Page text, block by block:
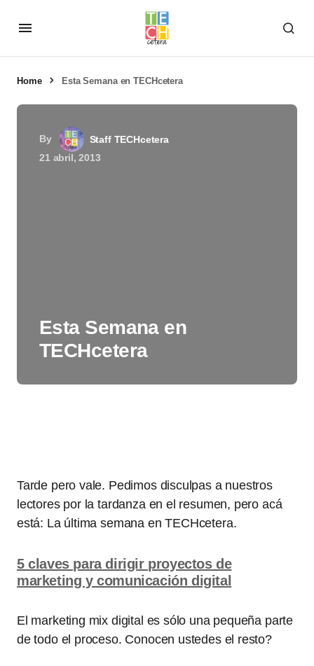
Home Esta Semana en TECHcetera
By
Staff TECHcetera
21 abril, 2013
Esta Semana en
TECHcetera
Tarde pero vale. Pedimos disculpas a nuestros
lectores por la tardanza en el resumen, pero acá
está: La última semana en TECHcetera.
5 claves para dirigir proyectos de
marketing y comunicación digital
El marketing mix digital es sólo una pequeña parte
de todo el proceso. Conocen ustedes el resto?